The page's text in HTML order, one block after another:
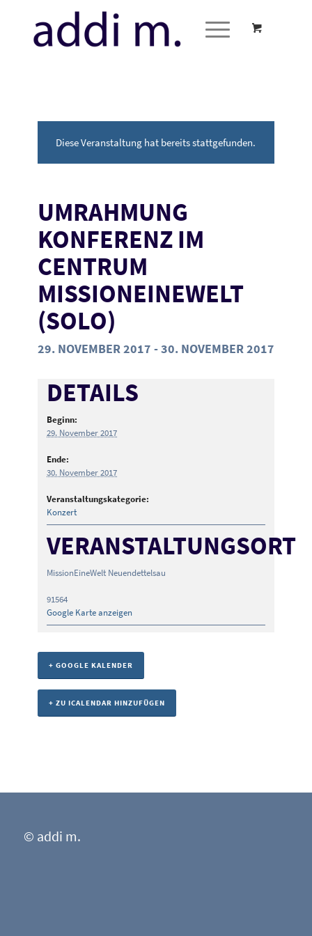
Diese Veranstaltung hat bereits stattgefunden.
UMRAHMUNG
KONFERENZ IM
CENTRUM
MISSIONEINEWELT
(SOLO)
29. NOVEMBER 2017 -30. NOVEMBER 2017
DETAILS
Beginn:
29. November 2017
Ende:
30. November 2017
Veranstaltungskategorie:
Konzert
VERANSTALTUNGSORT
MissionEineWelt Neuendettelsau
91564
Google Karte anzeigen
+ GOOGLE KALENDER
+ ZU ICALENDAR HINZUFÜGEN
© addi m.